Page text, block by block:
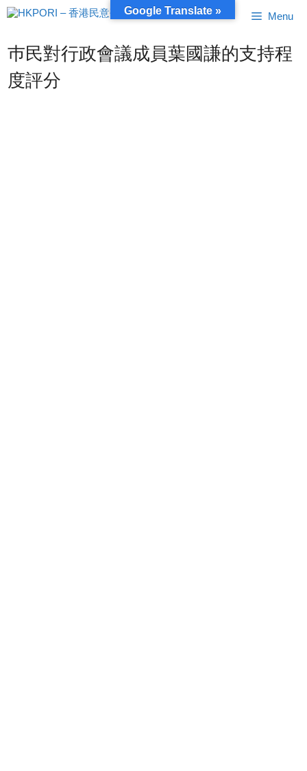
跳
至
容
Menu
巿民對行政會議成員葉國謙的支持程
度評分
Google Translate »